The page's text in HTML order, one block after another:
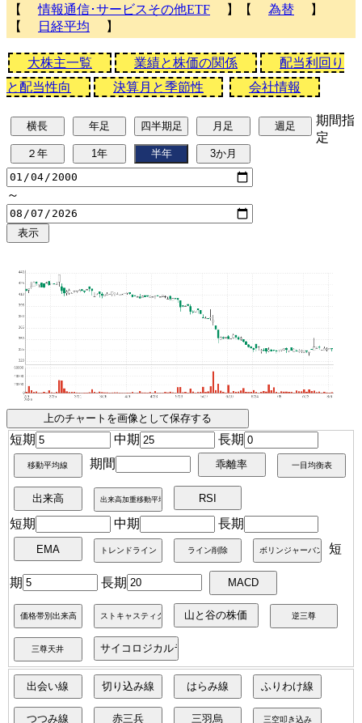
【
情報通信･サービスその他ETF 】【 為替
】
【
日経平均 】
大株主一覧 業績と株価の関係
配当利回り
と配当性向
決算月と季節性 会社情報
期間指
定
～
短期 中期
長期
期間
短期 中期
長期
短
期 長期